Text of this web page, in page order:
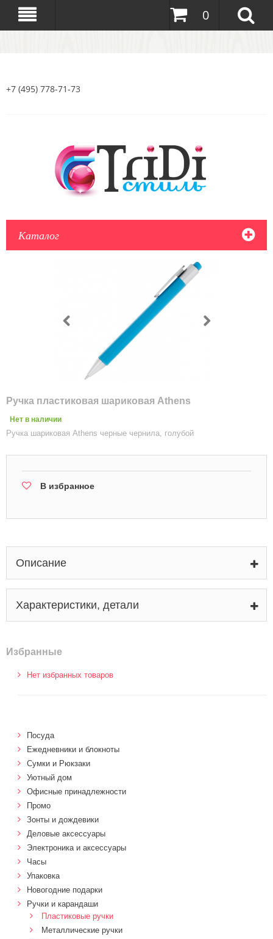
0
+7 (495) 778-71-73
Каталог
Ручка пластиковая шариковая Athens
Нет в наличии
Ручка шариковая Athens черные чернила, голубой
В избранное
Описание
Характеристики, детали
Избранные
Нет избранных товаров
Посуда
Ежедневники и блокноты
Сумки и Рюкзаки
Уютный дом
Офисные принадлежности
Промо
Зонты и дождевики
Деловые аксессуары
Электроника и аксессуары
Часы
Упаковка
Новогодние подарки
Ручки и карандаши
Пластиковые ручки
Металлические ручки